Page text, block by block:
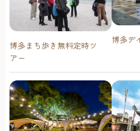
博多まち歩き無料定時ツ
アー
博多デ